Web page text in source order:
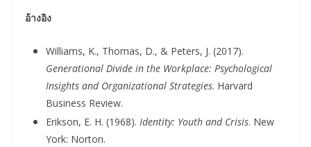
อ้างอิง
Williams, K., Thomas, D., & Peters, J. (2017).
Generational Divide in the Workplace: Psychological
Insights and Organizational Strategies. Harvard
Business Review.
Erikson, E. H. (1968). Identity: Youth and Crisis. New
York: Norton.